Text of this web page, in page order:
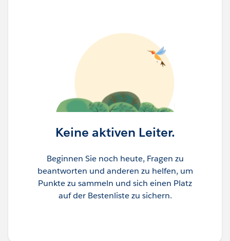
Keine aktiven Leiter.
Beginnen Sie noch heute, Fragen zu
beantworten und anderen zu helfen, um
Punkte zu sammeln und sich einen Platz
auf der Bestenliste zu sichern.